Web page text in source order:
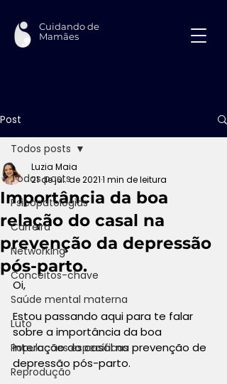
Cuidando de
Mamães
Post
Todos posts
Psicopatologias
Carreira
Networking
Conceitos-chave
Saúde mental materna
Luto
Populações específicas
Reprodução
Todos posts
Importância da boa
relação do casal na
prevenção da depressão
pós-parto.
Luzia Maia
21 de jul. de 20211 min de leitura
Oi,
Estou passando aqui para te falar
sobre a importância da boa
interação do casal na prevenção de
depressão pós-parto.